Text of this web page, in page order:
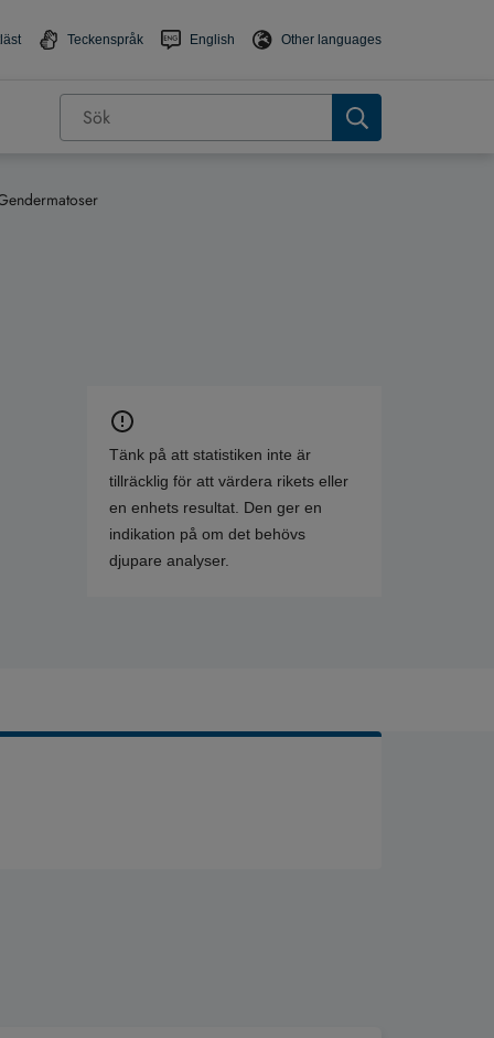
Teckenspråk English Other languages
Tänk på att statistiken inte är
tillräcklig för att värdera rikets eller
en enhets resultat. Den ger en
indikation på om det behövs
djupare analyser.